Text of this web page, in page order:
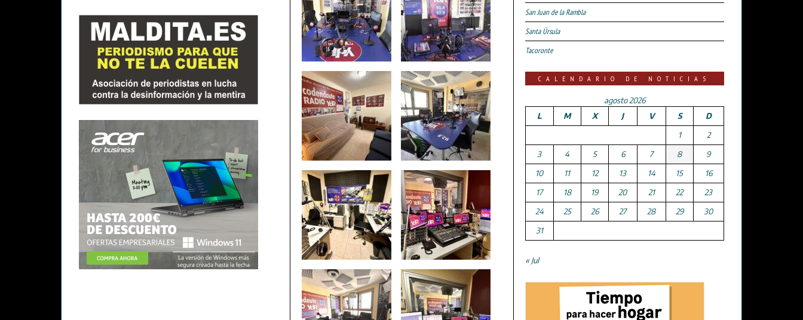
San Juan de la Rambla
Santa Úrsula
Tacoronte
CALENDARIO DE NOTICIAS
agosto 2026
L
M X J V S
D
1
2
3
4 5 6 7 8
9
10
11 12 13 14 15
16
17
18 19 20 21 22
23
24
25 26 27 28 29
30
31
« Jul